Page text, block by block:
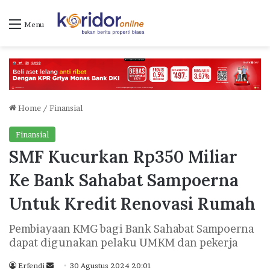
Menu
Home / Finansial
Finansial
SMF Kucurkan Rp350 Miliar
Ke Bank Sahabat Sampoerna
Untuk Kredit Renovasi Rumah
Pembiayaan KMG bagi Bank Sahabat Sampoerna
dapat digunakan pelaku UMKM dan pekerja
Erfendi 30 Agustus 2024 20:01